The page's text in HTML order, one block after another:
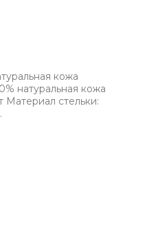
кожа
натуральная кожа
стельки: